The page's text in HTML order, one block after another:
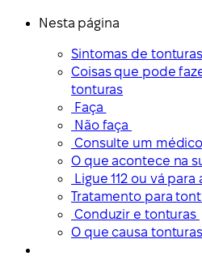
Nesta página
Sintomas de tonturas
Coisas que pode
tonturas
Faça
Não faça
Consulte um
O que acontece na
Ligue 112 ou vá para
Tratamento para
Conduzir e tonturas
O que causa tonturas